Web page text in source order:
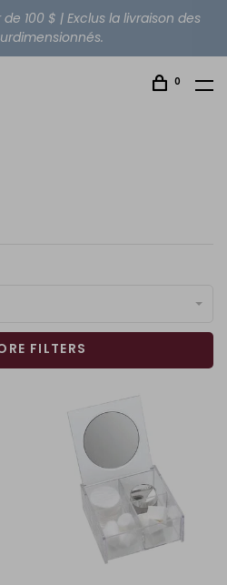
100 $ | Exclus la livraison des
0
FILTERS